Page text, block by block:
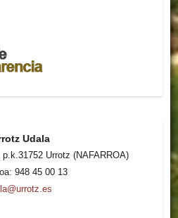
Udala
Urrotz (NAFARROA)
948 45 00 13